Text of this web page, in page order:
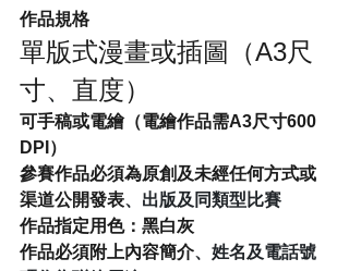
作品規格
單版式漫畫或插圖（A3尺
寸、 直度）
可手稿或電繪（電繪作品需A3尺寸600
DPI）
參賽作品必須為原創及未經任何方式或
渠道公開發表、出版及同類型比賽
作品指定用色：黑白灰
作品必須附上內容簡介、姓名及電話號